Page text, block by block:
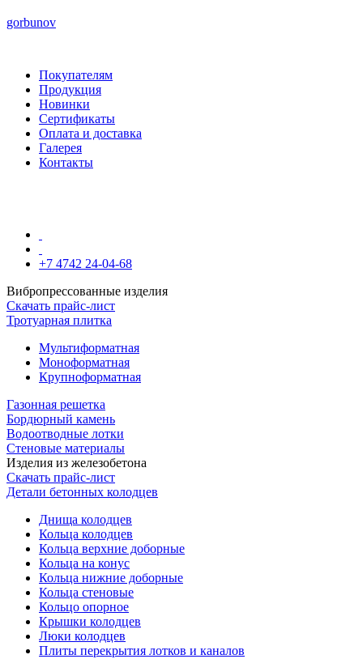
gorbunov
Покупателям
Продукция
Новинки
Сертификаты
Оплата и доставка
Галерея
Контакты
+7 4742 24-04-68
Вибропрессованные изделия
Скачать прайс-лист
Тротуарная плитка
Мультиформатная
Моноформатная
Крупноформатная
Газонная решетка
Бордюрный камень
Водоотводные лотки
Стеновые материалы
Изделия из железобетона
Скачать прайс-лист
Детали бетонных колодцев
Днища колодцев
Кольца колодцев
Кольца верхние доборные
Кольца на конус
Кольца нижние доборные
Кольца стеновые
Кольцо опорное
Крышки колодцев
Люки колодцев
Плиты перекрытия лотков и каналов